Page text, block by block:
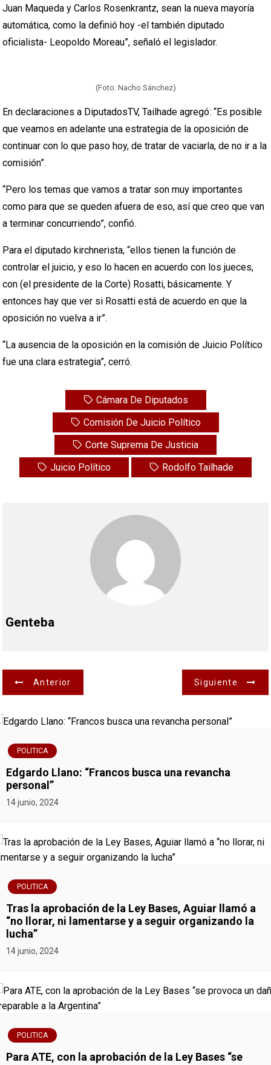
Juan Maqueda y Carlos Rosenkrantz, sean la nueva mayoría
automática, como la definió hoy -el también diputado
oficialista- Leopoldo Moreau”, señaló el legislador.
(Foto: Nacho Sánchez)
En declaraciones a DiputadosTV, Tailhade agregó: “Es posible
que veamos en adelante una estrategia de la oposición de
continuar con lo que paso hoy, de tratar de vaciarla, de no ir a la
comisión”.
“Pero los temas que vamos a tratar son muy importantes
como para que se queden afuera de eso, así que creo que van
a terminar concurriendo”, confió.
Para el diputado kirchnerista, “ellos tienen la función de
controlar el juicio, y eso lo hacen en acuerdo con los jueces,
con (el presidente de la Corte) Rosatti, básicamente. Y
entonces hay que ver si Rosatti está de acuerdo en que la
oposición no vuelva a ir”.
“La ausencia de la oposición en la comisión de Juicio Político
fue una clara estrategia”, cerró.
Cámara De Diputados
Comisión De Juicio Político
Corte Suprema De Justicia
Juicio Político
Rodolfo Tailhade
Genteba
N
a
e
g
a
c
i
ó
n
d
e
t
Anterior Siguiente
POLITICA
Edgardo Llano: “Francos busca una revancha
personal”
14 junio, 2024
POLITICA
Tras la aprobación de la Ley Bases, Aguiar llamó a
“no llorar, ni lamentarse y a seguir organizando la
lucha”
14 junio, 2024
POLITICA
Para ATE, con la aprobación de la Ley Bases “se